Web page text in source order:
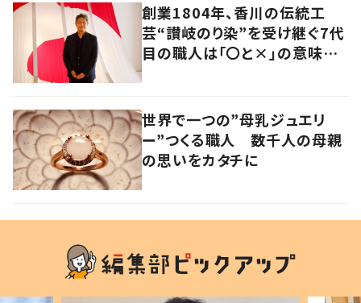
創業1804年、香川の伝統工
芸“讃岐のり染”を受け継ぐ7代
目の職人は「〇と×」の意味を
世界で一つの”母乳ジュエリ
ー”つくる職人 数千人の母親
の思いをカタチに